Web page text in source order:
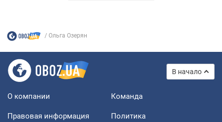
Ольга Озерян
В начало
О компании Команда
Правовая информация
Политика